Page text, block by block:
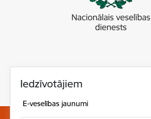
Iedzīvotājiem
E-veselības jaunumi